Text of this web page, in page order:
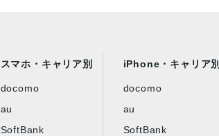
スマホ・キャリア別
docomo
au
SoftBank
iPhone・キャリア別
docomo
au
SoftBank